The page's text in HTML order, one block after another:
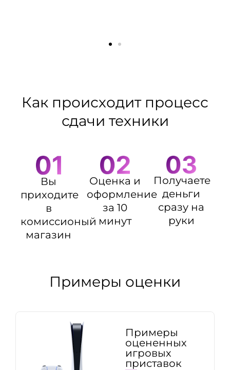
Как происходит процесс
сдачи техники
Вы
приходите
в
комиссионый
магазин
Оценка и
оформление
за 10
минут
Получаете
деньги
сразу на
руки
Примеры оценки
Примеры
оцененных
игровых
приставок